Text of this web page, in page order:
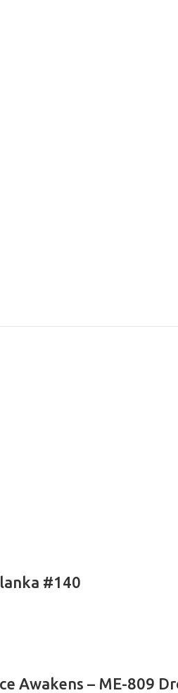
#140
Awakens – ME-809